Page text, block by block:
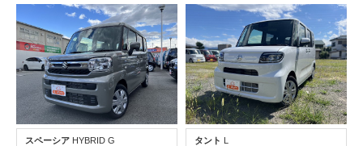
スペーシア HYBRID G タント L